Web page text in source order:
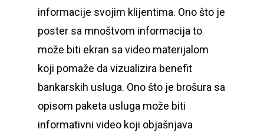
informacije svojim klijentima. Ono što je
poster sa mnoštvom informacija to
može biti ekran sa video materijalom
koji pomaže da vizualizira benefit
bankarskih usluga. Ono što je brošura sa
opisom paketa usluga može biti
informativni video koji objašnjava